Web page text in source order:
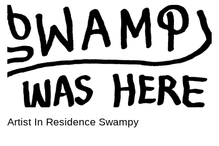
Artist In Residence Swampy